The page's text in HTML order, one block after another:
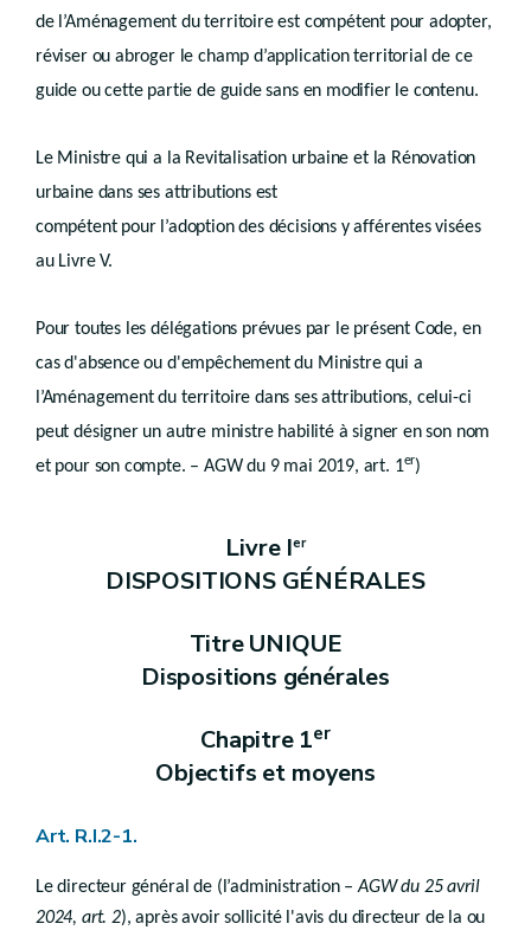
Art.R.II.21-9
Art. R.II.21-9/1
Art. R.II.21-10
Art. R.II.23-1
Sous-section 1re
De la zone de dépendances d’extraction
Art. R.II.33-1
Art. R.II.33-2
Sous-section 2 De la zone agricole
Art.R.II-36-4
Art.R.II.36-5
Art. R.II-36-6
Art.R.II.36-7
Art.R.II.36-9
R.II.36-11
Sous-section 3 De la zone forestière
Art. R.II.37-2
Art. R.II.37-3
Art. R.II.37-4
Art. R.II.37-7
Art. R.II.37-8
Art. R.II.37-9
Art. R.II.37-13
Art. R.II.37-14
Sous-section 4 Liste des actes et travaux qui peuvent être réalisés en zone de parc visés à l'article D.II.40
de l’Aménagement du territoire est compétent pour adopter,
réviser ou abroger le champ d’application territorial de ce
guide ou cette partie de guide sans en modifier le contenu.
Le Ministre qui a la Revitalisation urbaine et la Rénovation
urbaine dans ses attributions est
compétent pour l’adoption des décisions y afférentes visées
au Livre V.
Pour toutes les délégations prévues par le présent Code, en
cas d'absence ou d'empêchement du Ministre qui a
l’Aménagement du territoire dans ses attributions, celui-ci
peut désigner un autre ministre habilité à signer en son nom
et pour son compte. – AGW du 9 mai 2019, art. 1er)
Livre Ier
DISPOSITIONS GÉNÉRALES
Titre UNIQUE
Dispositions générales
Chapitre 1er
Objectifs et moyens
Art. R.I.2-1.
Le directeur général de (l’administration – AGW du 25 avril
2024, art. 2), après avoir sollicité l'avis du directeur de la ou